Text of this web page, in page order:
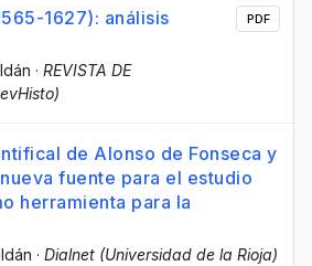
1627): análisis
· REVISTA DE
PDF
de Alonso de Fonseca y
fuente para el estudio
herramienta para la
· Dialnet (Universidad de la Rioja)